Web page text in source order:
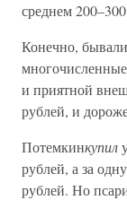
среднем
Конечно,
и приятной
рублей, и
Потемкинкупил
рублей, а за
рублей. Но